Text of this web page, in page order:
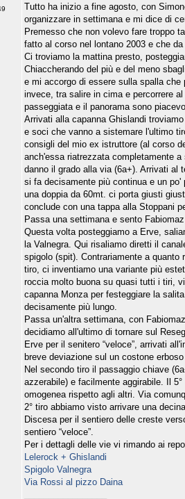
Tutto ha inizio a fine agosto, con
organizzare in settimana e mi dice di
Premesso che non volevo fare troppo
fatto al corso nel lontano 2003 e che
Ci troviamo la mattina presto,
Chiaccherando del più e del meno
e mi accorgo di essere sulla spalla che
invece, tra salire in cima e percorrere
passeggiata e il panorama sono
Arrivati alla capanna Ghislandi
e soci che vanno a sistemare l'ultimo
consigli del mio ex istruttore (al corso
anch'essa riatrezzata completamente
danno il grado alla via (6a+). Arrivati al
si fa decisamente più continua e un
una doppia da 60mt. ci porta giusti
conclude con una tappa alla Stoppani
Passa una settimana e sento
Questa volta posteggiamo a Erve,
la Valnegra. Qui risaliamo diretti il
spigolo (spit). Contrariamente a
tiro, ci inventiamo una variante più
roccia molto buona su quasi tutti i tiri,
capanna Monza per festeggiare la
decisamente più lungo.
Passa un'altra settimana, con
decidiamo all'ultimo di tornare sul
Erve per il senitero “veloce”, arrivati
breve deviazione sul un costone
Nel secondo tiro il passaggio chiave
azzerabile) e facilmente aggirabile. Il
omogenea rispetto agli altri. Via
2° tiro abbiamo visto arrivare una
Discesa per il sentiero delle creste
sentiero “veloce”.
Per i dettagli delle vie vi rimando ai
Lelerock + Ghislandi
Spigolo Valnegra
Via Rossi al pizzo Daina